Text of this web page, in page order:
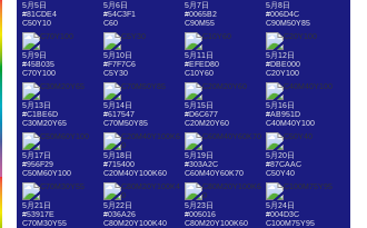
5月5日
#81CDE4
C50Y10
5月6日
#54C3F1
C60
5月7日
#0065B2
C90M55
5月8日
#006D4C
C90M50Y85
5月9日
#45B035
C70Y100
5月10日
#F7F7C6
C5Y30
5月11日
#EFED80
C10Y60
5月12日
#DBE000
C20Y100
5月13日
#C1BE6D
C30M20Y65
5月14日
#617547
C70M50Y85
5月15日
#D6C677
C20M20Y60
5月16日
#AB951D
C40M40Y100
5月17日
#956F29
C50M60Y100
5月18日
#715400
C20M40Y100K60
5月19日
#303A2C
C60M40Y60K70
5月20日
#87CAAC
C50Y40
5月21日
#53917E
C70M30Y55
5月22日
#036A26
C80M20Y100K40
5月23日
#005016
C80M20Y100K60
5月24日
#004D3C
C100M75Y95